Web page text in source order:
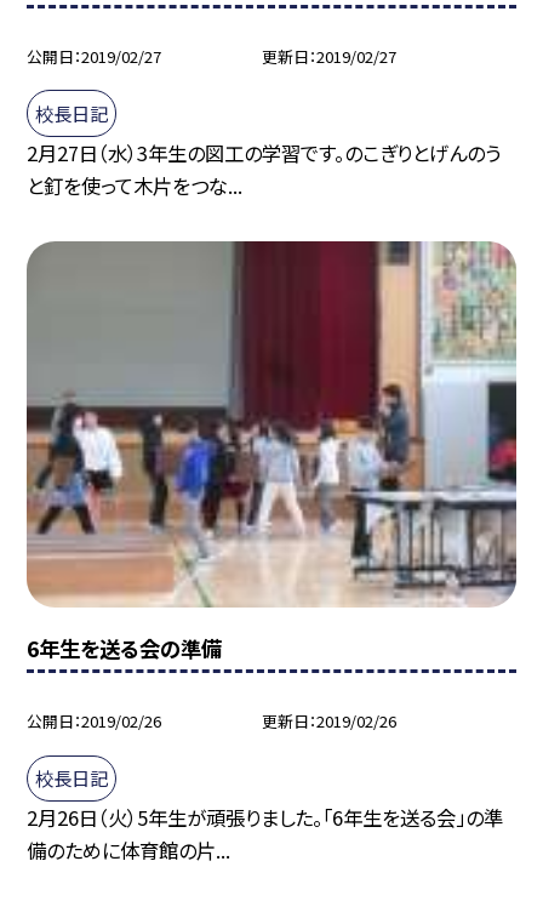
公開日 2019/02/27 更新日 2019/02/27
校長日記
2月27日（水）3年生の図工の学習です。のこぎりとげんのう
と釘を使って木片をつな...
6年生を送る会の準備
公開日 2019/02/26 更新日 2019/02/26
校長日記
2月26日（火）5年生が頑張りました。「6年生を送る会」の準
備のために体育館の片...